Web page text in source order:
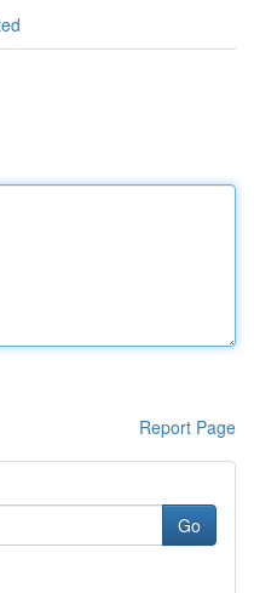
Report Page
Go